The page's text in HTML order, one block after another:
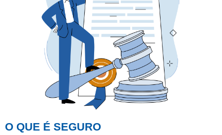
O QUE É SEGURO